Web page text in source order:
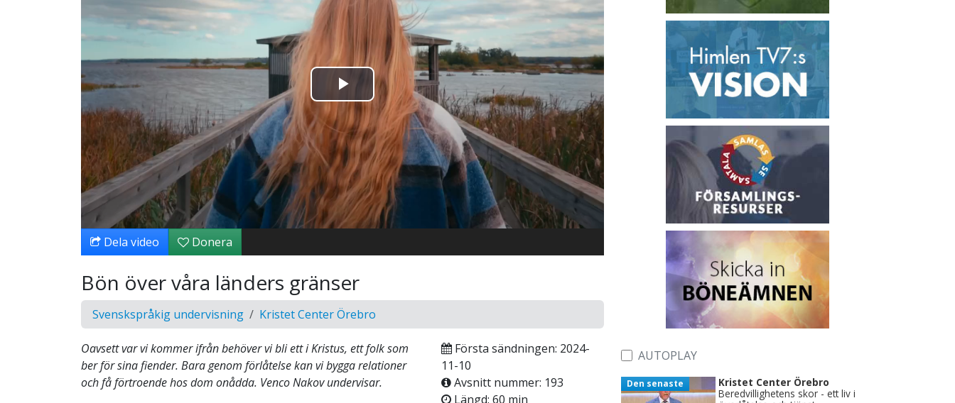
Spela
upp
video
Dela video Donera
Bön över våra länders gränser
Svenskspråkig undervisning Kristet Center Örebro
Oavsett var vi kommer ifrån behöver vi bli ett i Kristus, ett folk som
ber för sina fiender. Bara genom förlåtelse kan vi bygga relationer
och få förtroende hos dom onådda. Venco Nakov undervisar.
Första sändningen: 2024-
11-10
Avsnitt nummer: 193
Längd: 60 min
AUTOPLAY
Den senaste
Kristet Center Örebro
Beredvillighetens skor - ett liv i